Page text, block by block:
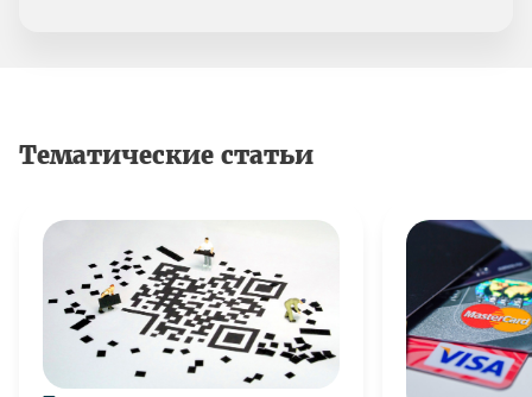
Тематические статьи